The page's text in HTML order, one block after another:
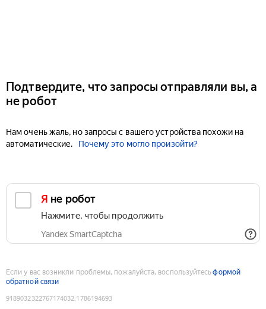
Подтвердите, что запросы отправляли вы, а
не робот
Нам очень жаль, но запросы с вашего устройства похожи на
автоматические.
Почему это могло произойти?
Я не робот
Нажмите, чтобы продолжить
Yandex SmartCaptcha
Если у вас возникли проблемы, пожалуйста, воспользуйтесьформой
обратной связи
9189032322767174032:1786194693